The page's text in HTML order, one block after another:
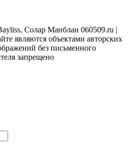
Солар Манблан 060509.ru |
являются объектами авторских
без письменного
запрещено